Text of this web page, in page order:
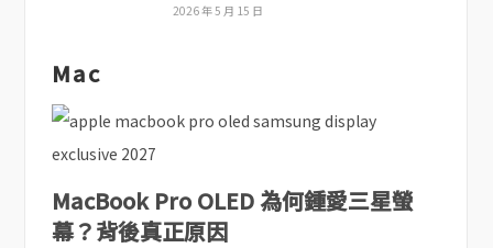
2026 年 5 月 15 日
Mac
MacBook Pro OLED 為何鍾愛三星螢
幕？背後真正原因